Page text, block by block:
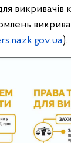
викривачів
).